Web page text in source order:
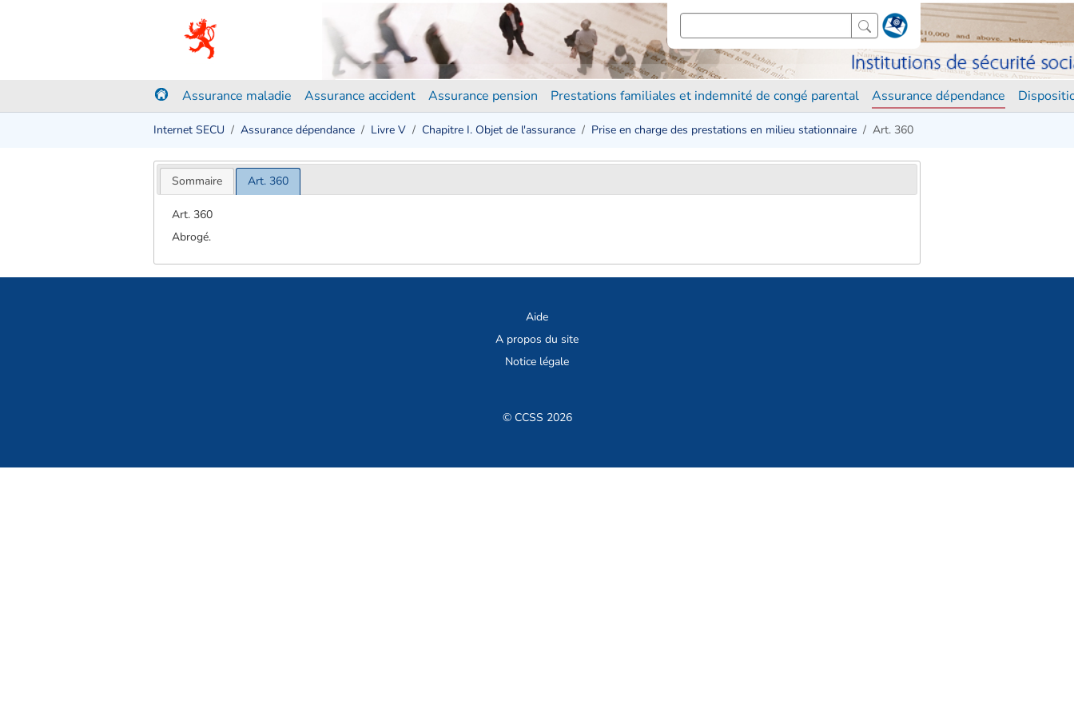
Assurance maladie Assurance accident Assurance pension Prestations familiales et indemnité de congé parental Assurance dépendance
Internet SECU Assurance dépendance Livre V Chapitre I. Objet de l'assurance Prise en charge des prestations en milieu stationnaire Art. 360
Sommaire Art. 360
Art. 360
Abrogé.
Aide
A propos du site
Notice légale
© CCSS 2026